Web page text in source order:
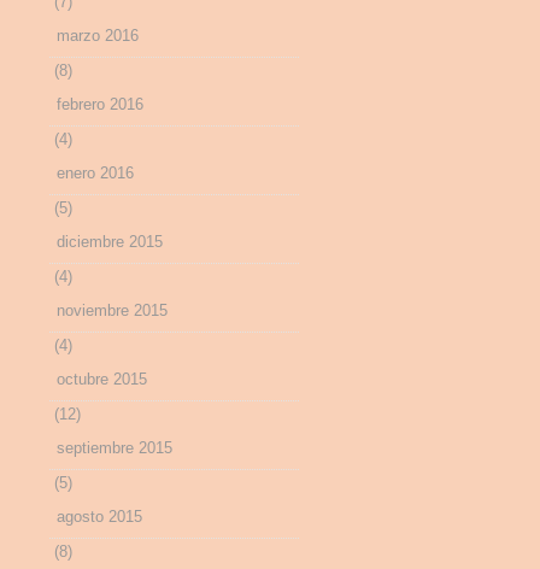
marzo 2016
(8)
febrero 2016
(4)
enero 2016
(5)
diciembre 2015
(4)
noviembre 2015
(4)
octubre 2015
(12)
septiembre 2015
(5)
agosto 2015
(8)